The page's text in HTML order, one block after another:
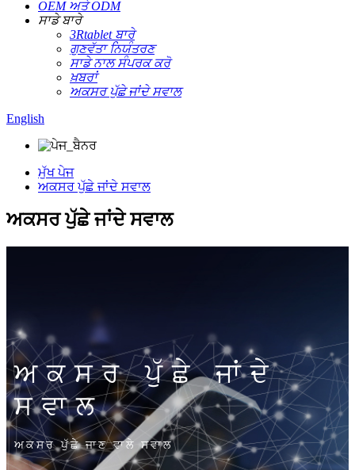
OEM ਅਤੇ ODM
ਸਾਡੇ ਬਾਰੇ
3Rtablet ਬਾਰੇ
ਗੁਣਵੱਤਾ ਨਿਯੰਤਰਣ
ਸਾਡੇ ਨਾਲ ਸੰਪਰਕ ਕਰੋ
ਖ਼ਬਰਾਂ
ਅਕਸਰ ਪੁੱਛੇ ਜਾਂਦੇ ਸਵਾਲ
English
ਮੁੱਖ ਪੇਜ
ਅਕਸਰ ਪੁੱਛੇ ਜਾਂਦੇ ਸਵਾਲ
ਅਕਸਰ ਪੁੱਛੇ ਜਾਂਦੇ ਸਵਾਲ
ਅਕਸਰ ਪੁੱਛੇ ਜਾਂਦੇ
ਸਵਾਲ
ਅਕਸਰ ਪੁੱਛੇ ਜਾਣ ਵਾਲੇ ਸਵਾਲ